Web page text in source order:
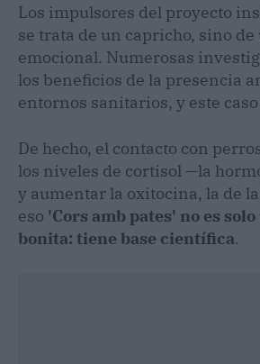
Los impulsores del proyecto
se trata de un capricho, sino
emocional. Numerosas
los beneficios de la presencia
entornos sanitarios, y este
De hecho, el contacto con
los niveles de cortisol —la
y aumentar la oxitocina, la de
eso 'Cors amb pates' no es
bonita: tiene base científica.